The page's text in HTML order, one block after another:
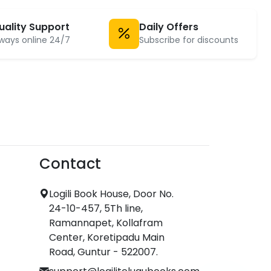
Support
online 24/7
Daily Offers
Subscribe for discounts
Contact
Logili Book House, Door No.
24-10-457, 5Th line,
Ramannapet, Kollafram
Center, Koretipadu Main
Road, Guntur - 522007.